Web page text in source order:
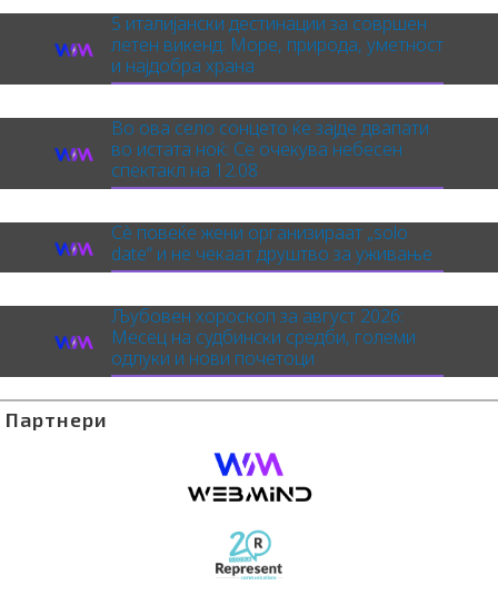
5 италијански дестинации за совршен
летен викенд: Море, природа, уметност
и најдобра храна
Во ова село сонцето ќе зајде двапати
во истата ноќ: Се очекува небесен
спектакл на 12.08
Сè повеќе жени организираат „solo
date“ и не чекаат друштво за уживање
Љубовен хороскоп за август 2026:
Месец на судбински средби, големи
одлуки и нови почетоци
Партнери